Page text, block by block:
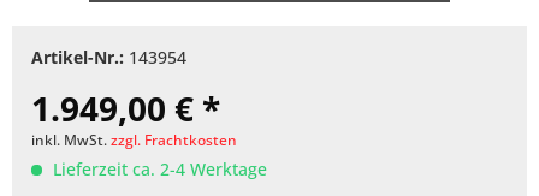
Artikel-Nr.: 143954
1.949,00 € *
inkl. MwSt.zzgl. Frachtkosten
Lieferzeit ca. 2-4 Werktage